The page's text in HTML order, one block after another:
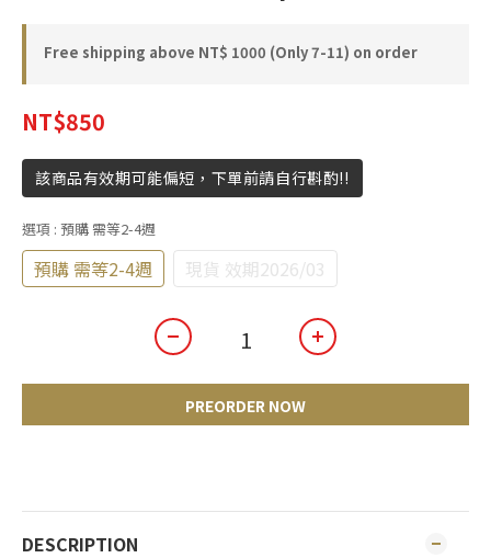
Free shipping above NT$ 1000 (Only 7-11) on order
NT$850
該商品有效期可能偏短，下單前請自行斟酌!!
選項 : 預購 需等2-4週
預購 需等2-4週 現貨 效期2026/03
PREORDER NOW
DESCRIPTION